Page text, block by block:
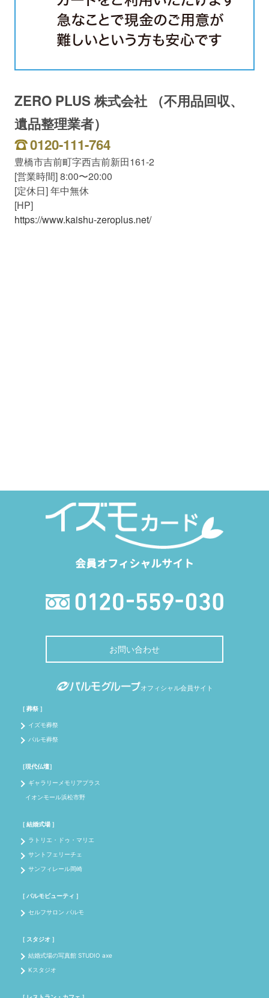
ZERO PLUS 株式会社 （不用品回収、
遺品整理業者）
0120-111-764
豊橋市吉前町字西吉前新田161-2
[営業時間] 8:00〜20:00
[定休日] 年中無休
[HP]
https://www.kaishu-zeroplus.net/
会員オフィシャルサイト
お問い合わせ
オフィシャル会員サイト
［ 葬祭 ］
イズモ葬祭
パルモ葬祭
［現代仏壇］
ギャラリーメモリアプラス
イオンモール浜松市野
［ 結婚式場 ］
ラトリエ・ドゥ・マリエ
サントフェリーチェ
サンフィレール岡崎
［ パルモビューティ ］
セルフサロン パルモ
［ スタジオ ］
結婚式場の写真館 STUDIO axe
Kスタジオ